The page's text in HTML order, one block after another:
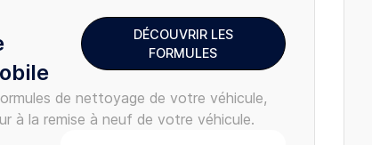
DÉCOUVRIR LES
FORMULES
de nettoyage de votre véhicule,
à la remise à neuf de votre véhicule.